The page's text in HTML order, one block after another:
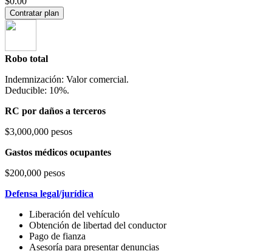
Contratar plan
Robo total
Indemnización: Valor comercial.
Deducible: 10%.
RC por daños a terceros
$3,000,000 pesos
Gastos médicos ocupantes
$200,000 pesos
Defensa legal/jurídica
Liberación del vehículo
Obtención de libertad del conductor
Pago de fianza
Asesoría para presentar denuncias